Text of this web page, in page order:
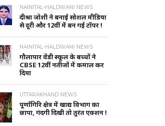
NAINITAL-HALDWANI NEWS
दीश्रा जोशी ने बनाई सोशल मीडिया
से दूरी और 12वीं में बन गई टॉपर !
NAINITAL-HALDWANI NEWS
गौलापार वेंडी स्कूल के बच्चों ने
CBSE 12वीं नतीजों में कमाल कर
दिया
UTTARAKHAND NEWS
पूर्णागिरि क्षेत्र में खाद्य विभाग का
छापा, गंदगी दिखी तो तुरंत एक्शन !